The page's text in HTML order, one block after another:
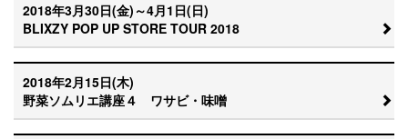
2018年3月30日(金)～4月1日(日)
BLIXZY POP UP STORE TOUR 2018
2018年2月15日(木)
野菜ソムリエ講座４ ワサビ・味噌